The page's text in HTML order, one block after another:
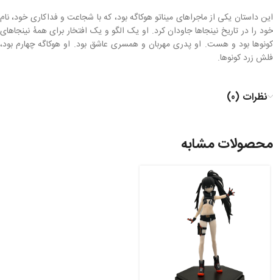
این داستان یکی از ماجراهای میناتو هوکاگه بود، که با شجاعت و فداکاری خود، نام
خود را در تاریخ نینجاها جاودان کرد. او یک الگو و یک افتخار برای همهٔ نینجاهای
کونوها بود و هست. او پدری مهربان و همسری عاشق بود. او هوکاگه چهارم بود،
فلش زرد کونوها.
نظرات (0)
محصولات مشابه